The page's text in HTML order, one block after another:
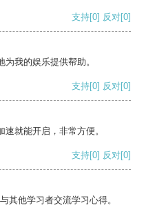
支持[0] 反对[0]
我的娱乐提供帮助。
支持[0] 反对[0]
就能开启，非常方便。
支持[0] 反对[0]
其他学习者交流学习心得。